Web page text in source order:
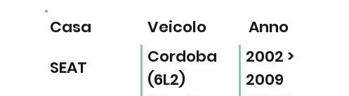
Veicolo Anno
Casa
SEAT
Cordoba
(6L2)
2002 >
2009